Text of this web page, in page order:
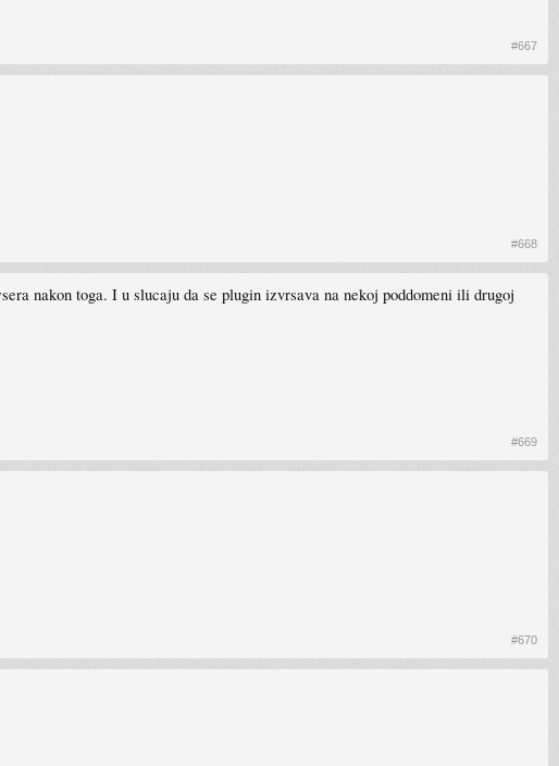
#667
#668
nakon toga. I u slucaju da se plugin izvrsava na nekoj poddomeni ili drugoj
#669
#670